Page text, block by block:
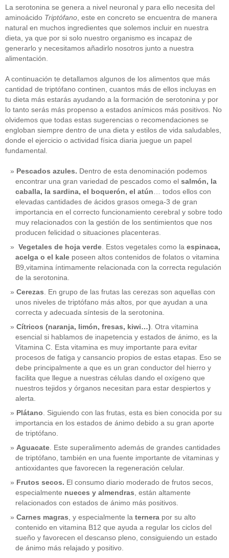
La serotonina se genera a nivel neuronal y para ello necesita del
aminoácido Triptófano, este en concreto se encuentra de manera
natural en muchos ingredientes que solemos incluir en nuestra
dieta, ya que por si solo nuestro organismo es incapaz de
generarlo y necesitamos añadirlo nosotros junto a nuestra
alimentación.
A continuación te detallamos algunos de los alimentos que más
cantidad de triptófano continen, cuantos más de ellos incluyas en
tu dieta más estarás ayudando a la formación de serotonina y por
lo tanto serás más propenso a estados anímicos más positivos. No
olvidemos que todas estas sugerencias o recomendaciones se
engloban siempre dentro de una dieta y estilos de vida saludables,
donde el ejercicio o actividad física diaria juegue un papel
fundamental.
Pescados azules. Dentro de esta denominación podemos
encontrar una gran variedad de pescados como el salmón, la
caballa, la sardina, el boquerón, el atún… todos ellos con
elevadas cantidades de ácidos grasos omega-3 de gran
importancia en el correcto funcionamiento cerebral y sobre todo
muy relacionados con la gestión de los sentimientos que nos
producen felicidad o situaciones placenteras.
Vegetales de hoja verde. Estos vegetales como la espinaca,
acelga o el kale poseen altos contenidos de folatos o vitamina
B9,vitamina íntimamente relacionada con la correcta regulación
de la serotonina.
Cerezas. En grupo de las frutas las cerezas son aquellas con
unos niveles de triptófano más altos, por que ayudan a una
correcta y adecuada síntesis de la serotonina.
Cítricos (naranja, limón, fresas, kiwi…). Otra vitamina
esencial si hablamos de inapetencia y estados de ánimo, es la
Vitamina C. Esta vitamina es muy importante para evitar
procesos de fatiga y cansancio propios de estas etapas. Eso se
debe principalmente a que es un gran conductor del hierro y
facilita que llegue a nuestras células dando el oxígeno que
nuestros tejidos y órganos necesitan para estar despiertos y
alerta.
Plátano. Siguiendo con las frutas, esta es bien conocida por su
importancia en los estados de ánimo debido a su gran aporte
de triptófano.
Aguacate. Este superalimento además de grandes cantidades
de triptófano, también en una fuente importante de vitaminas y
antioxidantes que favorecen la regeneración celular.
Frutos secos. El consumo diario moderado de frutos secos,
especialmente nueces y almendras, están altamente
relacionados con estados de ánimo más positivos.
Carnes magras, y especialmente la ternera por su alto
contenido en vitamina B12 que ayuda a regular los ciclos del
sueño y favorecen el descanso pleno, consiguiendo un estado
de ánimo más relajado y positivo.